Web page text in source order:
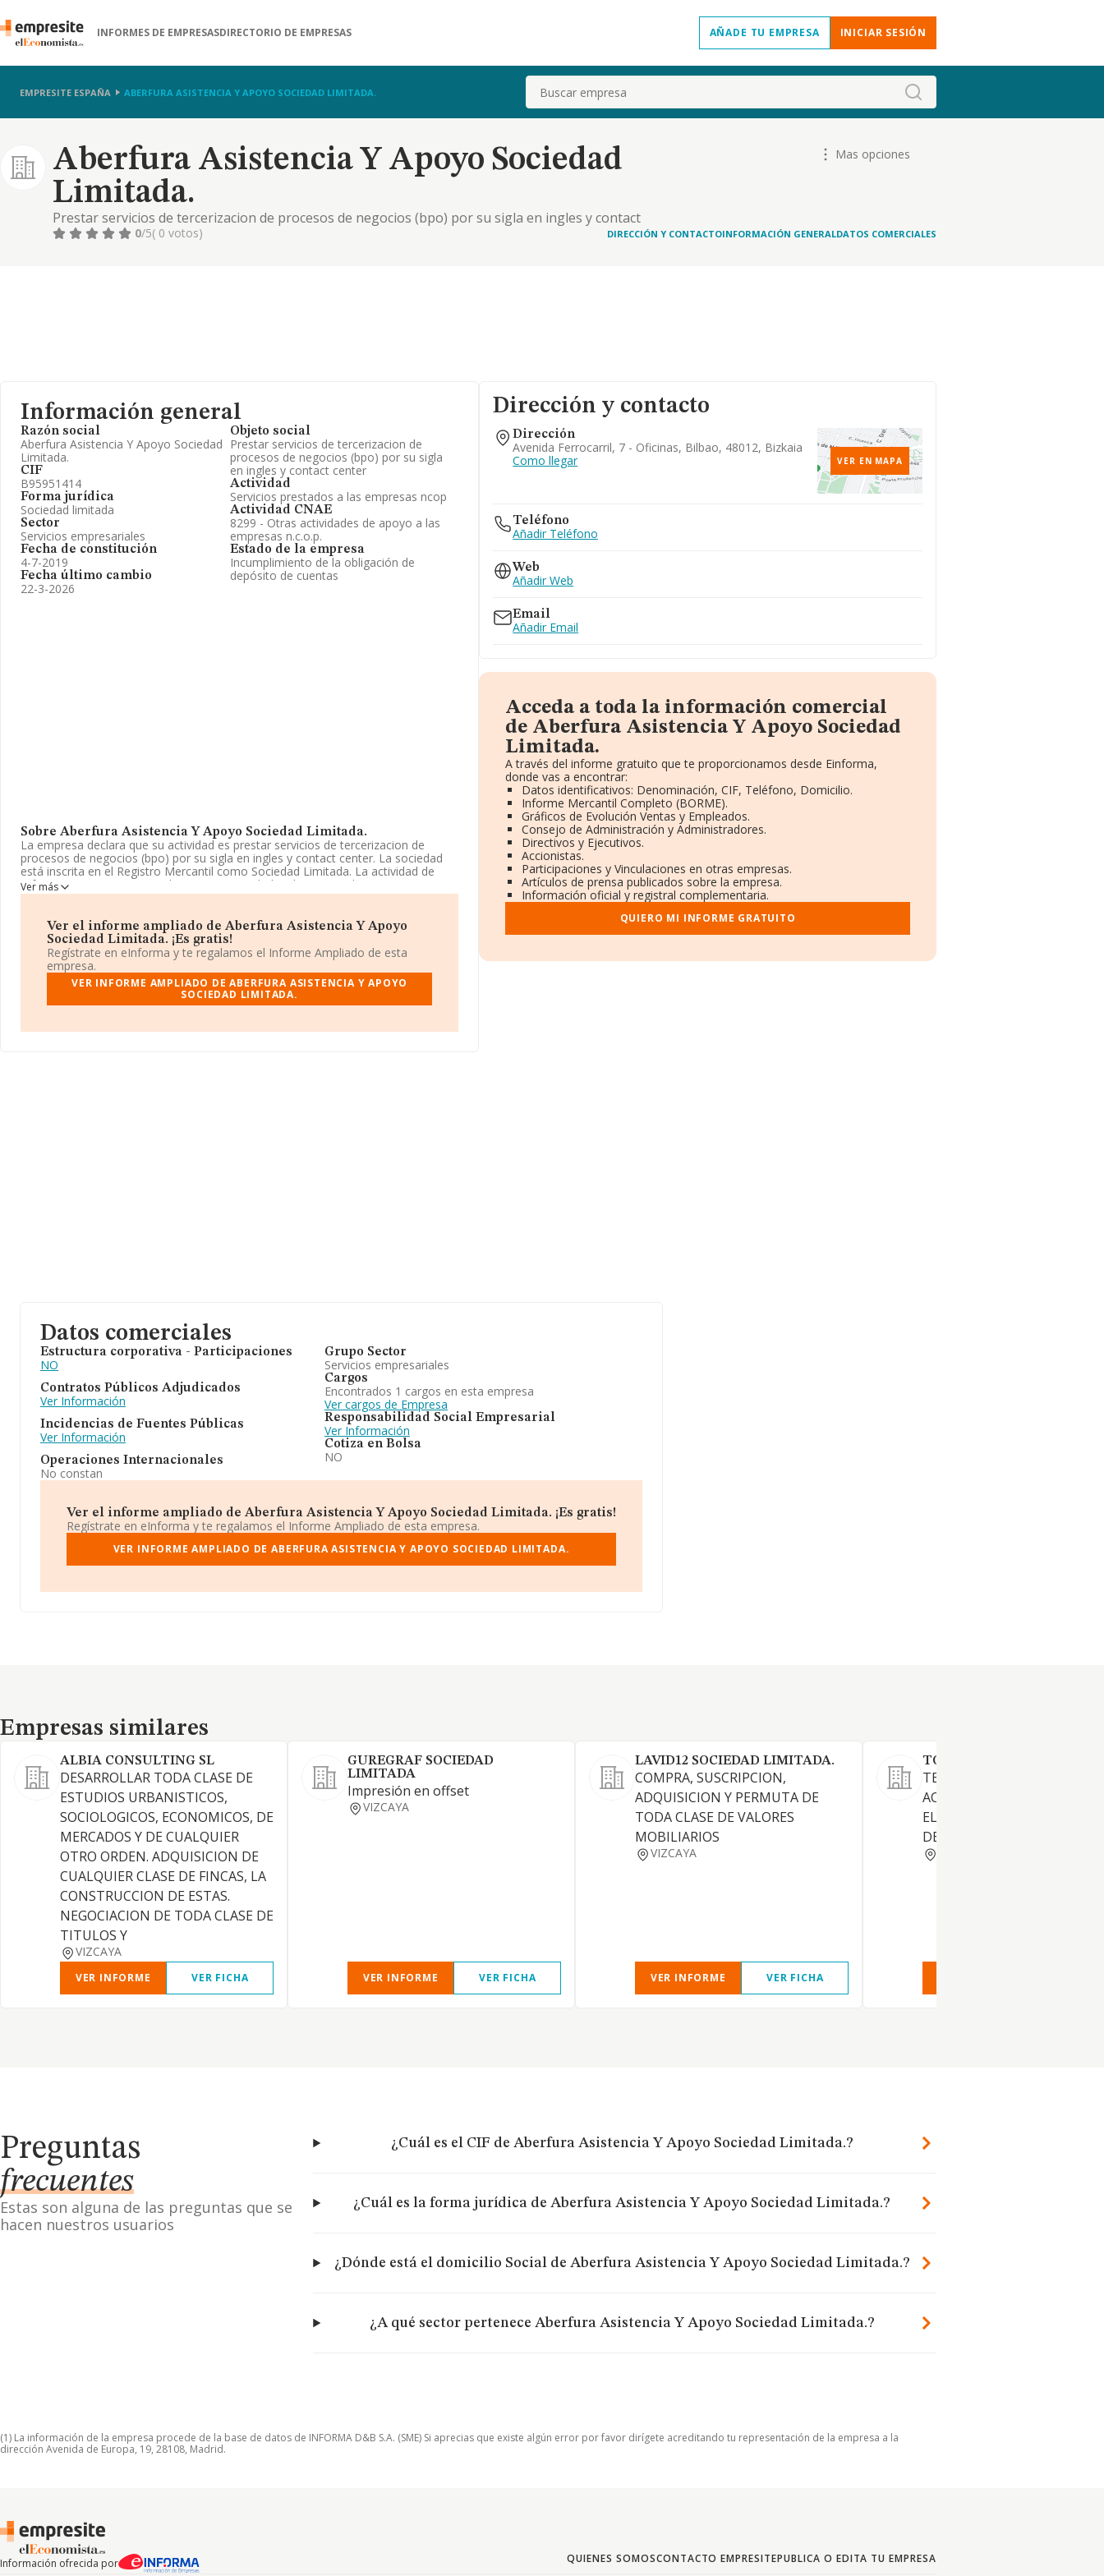
INFORMES DE EMPRESASDIRECTORIO DE EMPRESAS AÑADE TU EMPRESA INICIAR SESIÓN
EMPRESITE ESPAÑA ABERFURA ASISTENCIA Y APOYO SOCIEDAD LIMITADA. Buscar
Aberfura Asistencia Y Apoyo Sociedad
Limitada.
Prestar servicios de tercerizacion de procesos de negocios (bpo) por su sigla en ingles y contact
center
Mas opciones
0/5( 0 votos) DIRECCIÓN Y CONTACTOINFORMACIÓN GENERALDATOS COMERCIALES
Información general
Razón social
Aberfura Asistencia Y Apoyo Sociedad
Limitada.
CIF
B95951414
Forma jurídica
Sociedad limitada
Sector
Servicios empresariales
Fecha de constitución
4-7-2019
Fecha último cambio
22-3-2026
Objeto social
Prestar servicios de tercerizacion de
procesos de negocios (bpo) por su sigla
en ingles y contact center
Actividad
Servicios prestados a las empresas ncop
Actividad CNAE
8299 - Otras actividades de apoyo a las
empresas n.c.o.p.
Estado de la empresa
Incumplimiento de la obligación de
depósito de cuentas
Sobre Aberfura Asistencia Y Apoyo Sociedad Limitada.
La empresa declara que su actividad es prestar servicios de tercerizacion de
procesos de negocios (bpo) por su sigla en ingles y contact center. La sociedad
está inscrita en el Registro Mercantil como Sociedad Limitada. La actividad de
referencia CNAE corresponde a 'Otras actividades de apoyo a las empresas
n.c.o.p.', cuyo Código es 8299. No realiza actividad de importación y/o
La sociedadAberfura Asistencia y Apoyo Sociedad Limitada
, con NIF
B95951414, está situada en Avenida Ferrocarril núm. 7 Oficinas, (48012), Bilbao,
Vizcaya, País Vasco.
En base a la información de la que dispone INFORMA sobre 24.816 compañías, a
nivel nacional la facturación asciende a 12.793 millones de euros y se calcula un
con la información de la provincia de Vizcaya, en la base de datos INFORMA
Ver más
Ver el informe ampliado de Aberfura Asistencia Y Apoyo
Sociedad Limitada. ¡Es gratis!
Regístrate en eInforma y te regalamos el Informe Ampliado de esta
empresa.
VER INFORME AMPLIADO DE ABERFURA ASISTENCIA Y APOYO
SOCIEDAD LIMITADA.
Dirección y contacto
Dirección
Avenida Ferrocarril, 7 - Oficinas, Bilbao, 48012, Bizkaia
Como llegar
VER EN MAPA
Teléfono
Añadir Teléfono
Web
Añadir Web
Email
Añadir Email
Acceda a toda la información comercial
de Aberfura Asistencia Y Apoyo Sociedad
Limitada.
A través del informe gratuito que te proporcionamos desde Einforma,
donde vas a encontrar:
Datos identificativos: Denominación, CIF, Teléfono, Domicilio.
Informe Mercantil Completo (BORME).
Gráficos de Evolución Ventas y Empleados.
Consejo de Administración y Administradores.
Directivos y Ejecutivos.
Accionistas.
Participaciones y Vinculaciones en otras empresas.
Artículos de prensa publicados sobre la empresa.
Información oficial y registral complementaria.
QUIERO MI INFORME GRATUITO
Datos comerciales
Estructura corporativa - Participaciones
NO
Contratos Públicos Adjudicados
Ver Información
Incidencias de Fuentes Públicas
Ver Información
Operaciones Internacionales
No constan
Grupo Sector
Servicios empresariales
Cargos
Encontrados 1 cargos en esta empresa
Ver cargos de Empresa
Responsabilidad Social Empresarial
Ver Información
Cotiza en Bolsa
NO
Ver el informe ampliado de Aberfura Asistencia Y Apoyo Sociedad Limitada. ¡Es gratis!
Regístrate en eInforma y te regalamos el Informe Ampliado de esta empresa.
VER INFORME AMPLIADO DE ABERFURA ASISTENCIA Y APOYO SOCIEDAD LIMITADA.
Empresas similares
Empresas similares
ALBIA CONSULTING SL
DESARROLLAR TODA CLASE DE
ESTUDIOS URBANISTICOS,
SOCIOLOGICOS, ECONOMICOS, DE
MERCADOS Y DE CUALQUIER
OTRO ORDEN. ADQUISICION DE
CUALQUIER CLASE DE FINCAS, LA
CONSTRUCCION DE ESTAS.
NEGOCIACION DE TODA CLASE DE
TITULOS Y
VIZCAYA
VER INFORME VER FICHA
GUREGRAF SOCIEDAD
LIMITADA
Impresión en offset
VIZCAYA
VER INFORME VER FICHA
LAVID12 SOCIEDAD LIMITADA.
COMPRA, SUSCRIPCION,
ADQUISICION Y PERMUTA DE
TODA CLASE DE VALORES
MOBILIARIOS
VIZCAYA
VER INFORME VER FICHA
TOTAL MOTU PROPIO SL
TENENCIA, ADQUISICION DE
ACCIONES, DERECHOS,
EL DESARROLLO Y
DE EMPRESAS.
Preguntas
frecuentes
Estas son alguna de las preguntas que se
hacen nuestros usuarios
¿Cuál es el CIF de Aberfura Asistencia Y Apoyo Sociedad Limitada.?
¿Cuál es la forma jurídica de Aberfura Asistencia Y Apoyo Sociedad Limitada.?
¿Dónde está el domicilio Social de Aberfura Asistencia Y Apoyo Sociedad Limitada.?
¿A qué sector pertenece Aberfura Asistencia Y Apoyo Sociedad Limitada.?
(1) La información de la empresa procede de la base de datos de INFORMA D&B S.A. (SME) Si aprecias que existe algún error por favor dirígete acreditando tu representación de la empresa a la
dirección Avenida de Europa, 19, 28108, Madrid.
Información ofrecida por QUIENES SOMOSCONTACTO EMPRESITEPUBLICA O EDITA TU EMPRESA